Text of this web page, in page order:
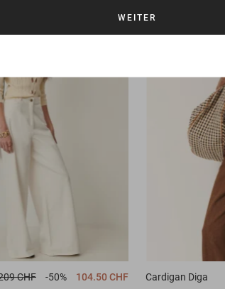
CHF -50% 104.50 CHF Cardigan Diga